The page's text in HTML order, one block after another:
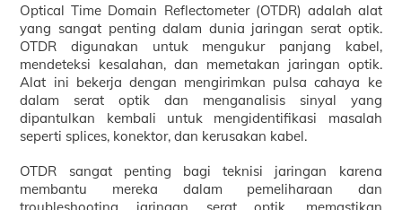
Optical Time Domain Reflectometer (OTDR) adalah alat
yang sangat penting dalam dunia jaringan serat optik.
OTDR digunakan untuk mengukur panjang kabel,
mendeteksi kesalahan, dan memetakan jaringan optik.
Alat ini bekerja dengan mengirimkan pulsa cahaya ke
dalam serat optik dan menganalisis sinyal yang
dipantulkan kembali untuk mengidentifikasi masalah
seperti splices, konektor, dan kerusakan kabel.
OTDR sangat penting bagi teknisi jaringan karena
membantu mereka dalam pemeliharaan dan